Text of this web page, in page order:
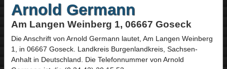
Arnold Germann
Am Langen Weinberg 1, 06667 Goseck
Die Anschrift von Arnold Germann lautet, Am Langen Weinberg
1, in 06667 Goseck. Landkreis Burgenlandkreis, Sachsen-
Anhaltin Deutschland. Die Telefonnummer von Arnold